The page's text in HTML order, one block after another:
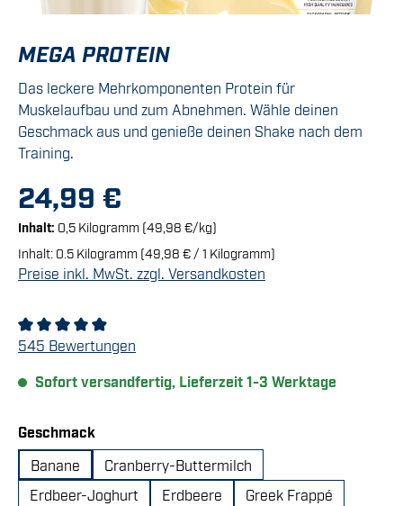
MEGA PROTEIN
Das leckere Mehrkomponenten Protein für
Muskelaufbau und zum Abnehmen. Wähle deinen
Geschmack aus und genieße deinen Shake nach dem
Training.
24,99 €
Inhalt: 0,5 Kilogramm (49,98 €/kg)
Inhalt: 0.5 Kilogramm (49,98 € / 1 Kilogramm)
Preise inkl. MwSt. zzgl. Versandkosten
Durchschnittliche Bewertung von 4.92 von 5 Sternen
545 Bewertungen
Sofort versandfertig, Lieferzeit 1-3 Werktage
Geschmackauswählen
Banane
Cranberry-Buttermilch
Erdbeer-Joghurt
Erdbeere
Greek Frappé